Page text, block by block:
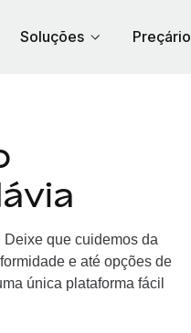
Soluções Preçário
que cuidemos da
e até opções de
única plataforma fácil